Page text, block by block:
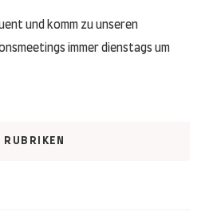
und komm zu unseren
immer dienstags um
RUBRIKEN